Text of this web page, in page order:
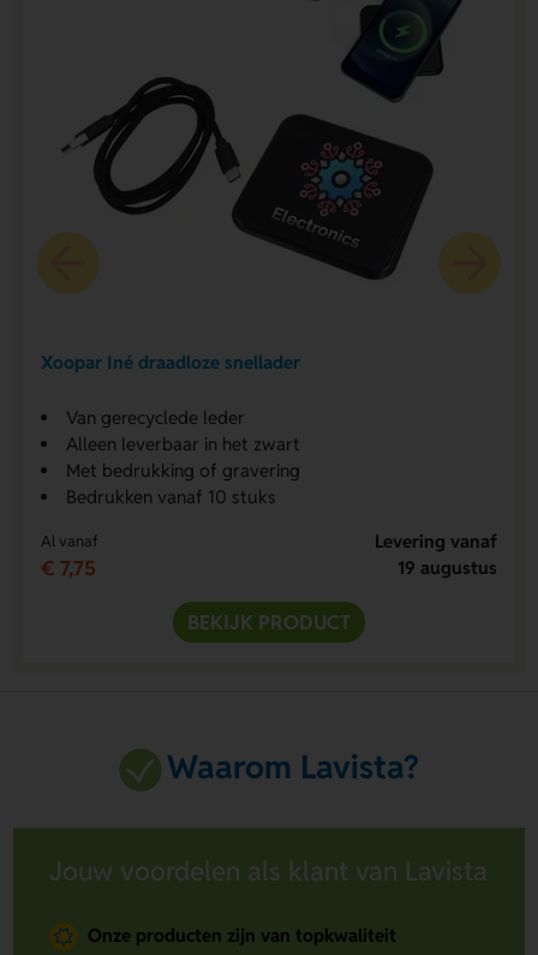
Xoopar Iné draadloze snellader
Van gerecyclede leder
Alleen leverbaar in het zwart
Met bedrukking of gravering
Bedrukken vanaf 10 stuks
Al vanaf
€ 7,75
Levering vanaf
19 augustus
BEKIJK PRODUCT
Waarom Lavista?
Jouw voordelen als klant van Lavista
Onze producten zijn van topkwaliteit